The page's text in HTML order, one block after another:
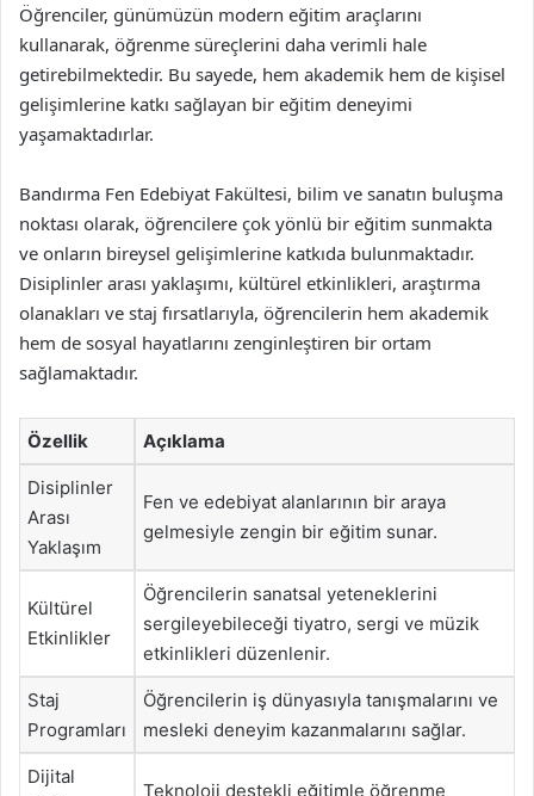
Öğrenciler, günümüzün modern eğitim araçlarını
kullanarak, öğrenme süreçlerini daha verimli hale
getirebilmektedir. Bu sayede, hem akademik hem de kişisel
gelişimlerine katkı sağlayan bir eğitim deneyimi
yaşamaktadırlar.
Bandırma Fen Edebiyat Fakültesi, bilim ve sanatın buluşma
noktası olarak, öğrencilere çok yönlü bir eğitim sunmakta
ve onların bireysel gelişimlerine katkıda bulunmaktadır.
Disiplinler arası yaklaşımı, kültürel etkinlikleri, araştırma
olanakları ve staj fırsatlarıyla, öğrencilerin hem akademik
hem de sosyal hayatlarını zenginleştiren bir ortam
sağlamaktadır.
Özellik Açıklama
Disiplinler
Arası
Yaklaşım
Fen ve edebiyat alanlarının bir araya
gelmesiyle zengin bir eğitim sunar.
Kültürel
Etkinlikler
Öğrencilerin sanatsal yeteneklerini
sergileyebileceği tiyatro, sergi ve müzik
etkinlikleri düzenlenir.
Staj
Programları
Öğrencilerin iş dünyasıyla tanışmalarını ve
mesleki deneyim kazanmalarını sağlar.
Dijital
Teknoloji destekli eğitimle öğrenme